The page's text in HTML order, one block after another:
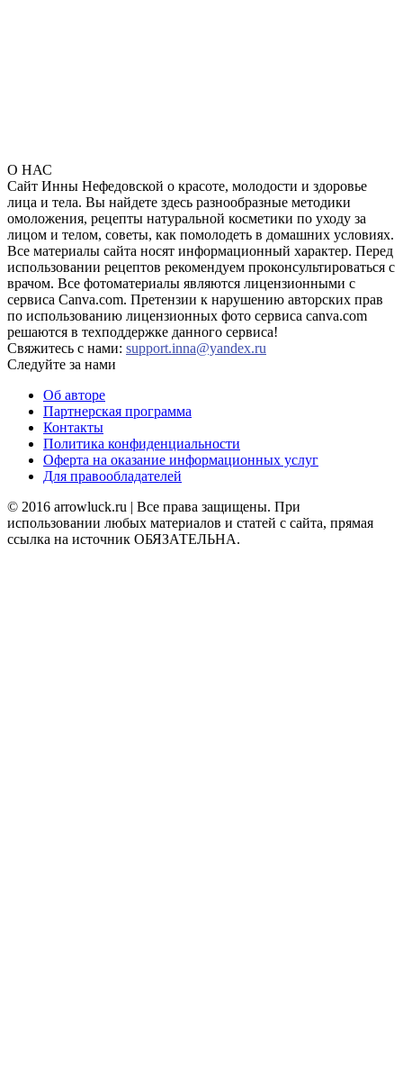
О НАС
Сайт Инны Нефедовской о красоте, молодости и здоровье
лица и тела. Вы найдете здесь разнообразные методики
омоложения, рецепты натуральной косметики по уходу за
лицом и телом, советы, как помолодеть в домашних условиях.
Все материалы сайта носят информационный характер. Перед
использовании рецептов рекомендуем проконсультироваться с
врачом. Все фотоматериалы являются лицензионными с
сервиса Canva.com. Претензии к нарушению авторских прав
по использованию лицензионных фото сервиса canva.com
решаются в техподдержке данного сервиса!
Свяжитесь с нами: support.inna@yandex.ru
Следуйте за нами
Об авторе
Партнерская программа
Контакты
Политика конфиденциальности
Оферта на оказание информационных услуг
Для правообладателей
© 2016 arrowluck.ru | Все права защищены. При
использовании любых материалов и статей с сайта, прямая
ссылка на источник ОБЯЗАТЕЛЬНА.